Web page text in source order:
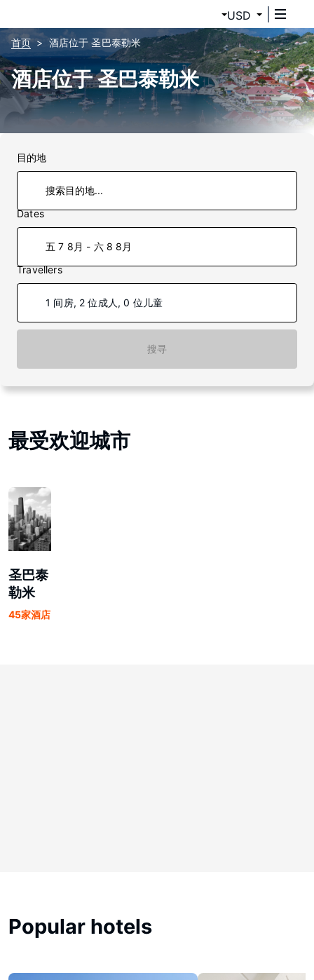
USD
首页 酒店位于 圣巴泰勒米
酒店位于 圣巴泰勒米
目的地
Dates
五 7 8月 - 六 8 8月
Travellers
1 间房, 2 位成人, 0 位儿童
搜寻
最受欢迎城市
圣巴泰
勒米
45家酒店
Popular hotels